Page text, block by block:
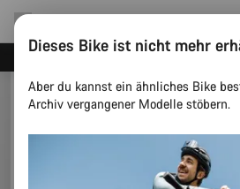
Dieses Bike ist nicht mehr
Aber du kannst ein ähnliches Bike
Archiv vergangener Modelle stöbern.